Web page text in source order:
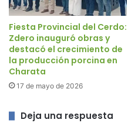
Fiesta Provincial del Cerdo:
Zdero inauguró obras y
destacó el crecimiento de
la producción porcina en
Charata
17 de mayo de 2026
Deja una respuesta